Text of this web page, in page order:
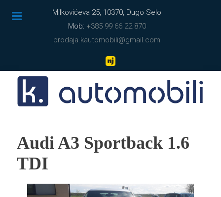
Milkovićeva 25, 10370, Dugo Selo
Mob: +385 99 66 22 870
prodaja.kautomobili@gmail.com
Audi A3 Sportback 1.6
TDI